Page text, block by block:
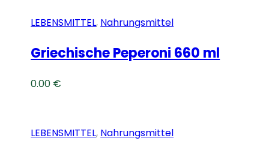
LEBENSMITTEL, Nahrungsmittel
Griechische Peperoni 660 ml
0.00 €
LEBENSMITTEL, Nahrungsmittel